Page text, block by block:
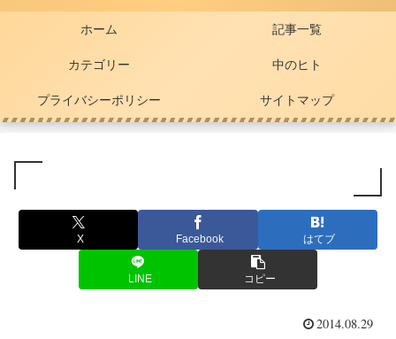
ホーム 記事一覧
カテゴリー 中のヒト
プライバシーポリシー サイトマップ
X Facebook はてブ
LINE コピー
2014.08.29